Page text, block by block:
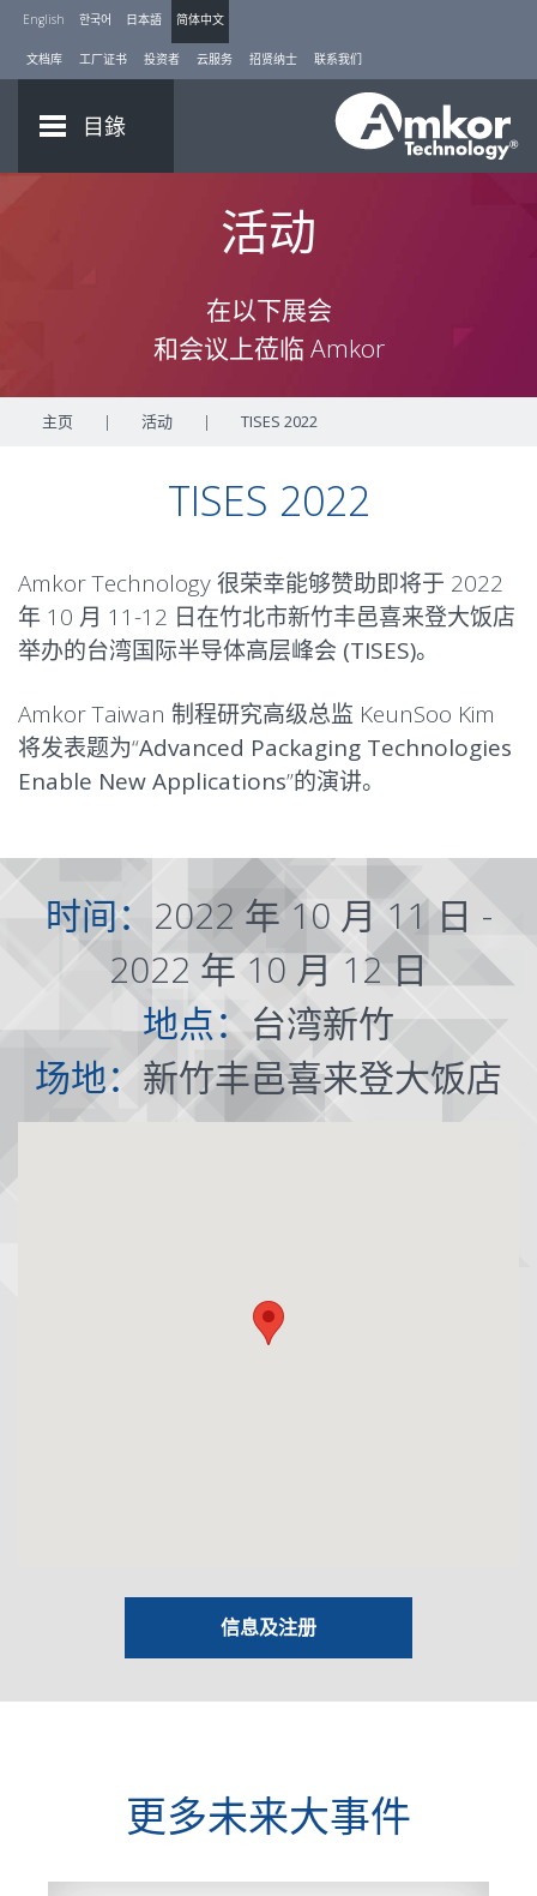
English 한국어 日本語 简体中文
文档库 工厂证书 投资者 云服务 招贤纳士 联系我们
目錄
活动
在以下展会
和会议上莅临 Amkor
主页 | 活动 | TISES 2022
TISES 2022
Amkor Technology 很荣幸能够赞助即将于 2022
年 10 月 11-12 日在竹北市新竹丰邑喜来登大饭店
举办的台湾国际半导体高层峰会 (TISES)。
Amkor Taiwan 制程研究高级总监 KeunSoo Kim
将发表题为“Advanced Packaging Technologies
Enable New Applications”的演讲。
时间： 2022 年 10 月 11 日 -
2022 年 10 月 12 日
地点：台湾新竹
场地： 新竹丰邑喜来登大饭店
信息及注册
更多未来大事件